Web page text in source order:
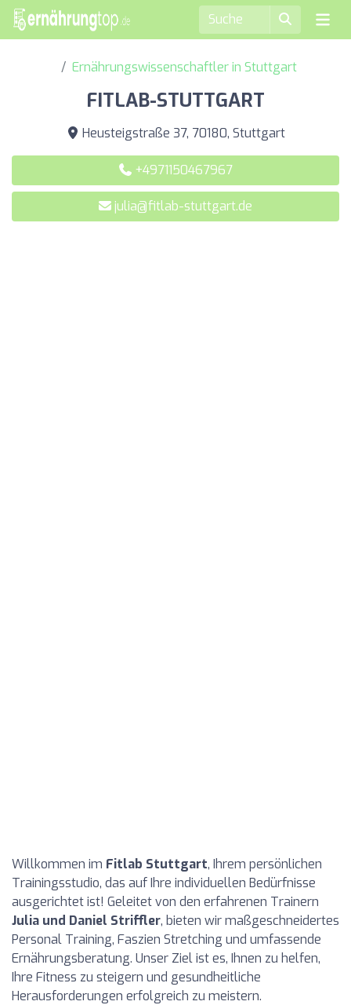
Ernährungswissenschaftler in Stuttgart
FITLAB-STUTTGART
Heusteigstraße 37, 70180, Stuttgart
+4971150467967
julia@fitlab-stuttgart.de
Willkommen im Fitlab Stuttgart, Ihrem persönlichen
Trainingsstudio, das auf Ihre individuellen Bedürfnisse
ausgerichtet ist! Geleitet von den erfahrenen Trainern
Julia und Daniel Striffler, bieten wir maßgeschneidertes
Personal Training, Faszien Stretching und umfassende
Ernährungsberatung. Unser Ziel ist es, Ihnen zu helfen,
Ihre Fitness zu steigern und gesundheitliche
Herausforderungen erfolgreich zu meistern.